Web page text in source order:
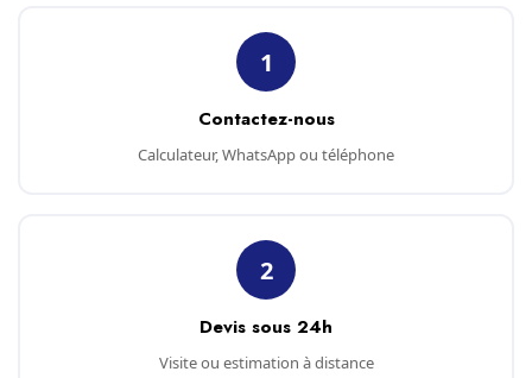
1
Contactez-nous
Calculateur, WhatsApp ou téléphone
2
Devis sous 24h
Visite ou estimation à distance